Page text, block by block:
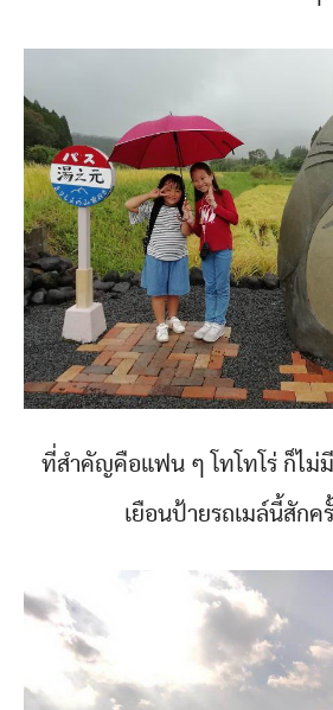
ที่สำคัญคือแฟน ๆ โทโทโร่ ก็ไม่
เยือนป้ายรถเมล์นี้สักค